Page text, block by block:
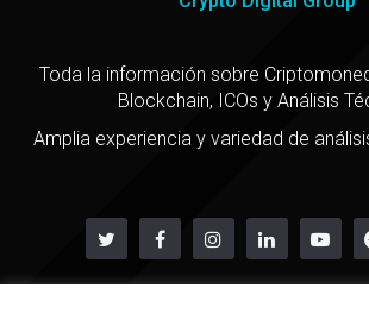
Toda la información sobre
Blockchain, ICOs y Análisis
Amplia experiencia y variedad de